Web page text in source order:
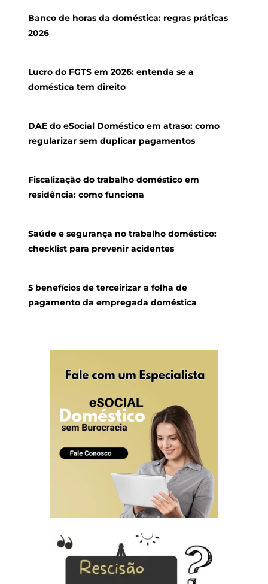
Banco de horas da doméstica: regras práticas
2026
Lucro do FGTS em 2026: entenda se a
doméstica tem direito
DAE do eSocial Doméstico em atraso: como
regularizar sem duplicar pagamentos
Fiscalização do trabalho doméstico em
residência: como funciona
Saúde e segurança no trabalho doméstico:
checklist para prevenir acidentes
5 benefícios de terceirizar a folha de
pagamento da empregada doméstica